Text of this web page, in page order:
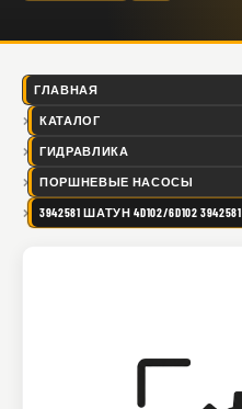
ГЛАВНАЯ
КАТАЛОГ
ГИДРАВЛИКА
ПОРШНЕВЫЕ НАСОСЫ
3942581 ШАТУН 4D102/6D102 3942581